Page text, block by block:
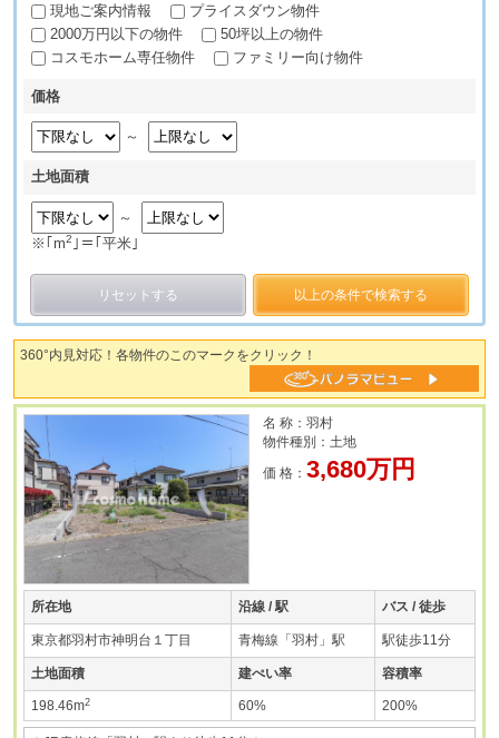
現地ご案内情報
プライスダウン物件
2000万円以下の物件
50坪以上の物件
コスモホーム専任物件
ファミリー向け物件
価格
～
土地面積
～
※｢m2 ｣＝｢平米｣
リセットする 以上の条件で検索する
360°内見対応！各物件のこのマークをクリック！
名 称：羽村
物件種別：土地
価 格： 3,680万円
所在地 沿線 / 駅 バス / 徒歩
東京都羽村市神明台１丁目 青梅線「羽村」駅 駅徒歩11分
土地面積 建ぺい率 容積率
198.46m2 60% 200%